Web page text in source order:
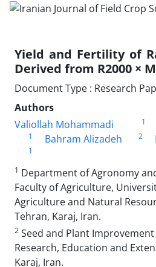
Yield and Fertility of
Derived from R2000 ×
Document Type : Research
Authors
Valiollah Mohammadi
1
1 Bahram Alizadeh 2
1
1 Department of Agronomy
Faculty of Agriculture,
Agriculture and Natural
Tehran, Karaj, Iran.
2 Seed and Plant
Research, Education and
Karaj, Iran.